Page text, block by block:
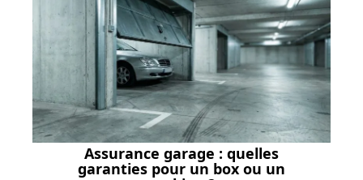
Assurance garage : quelles
garanties pour un box ou un